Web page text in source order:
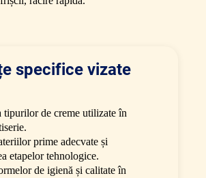
specifice vizate
tipurilor de creme utilizate în
prime adecvate și
etapelor tehnologice.
de igienă și calitate în